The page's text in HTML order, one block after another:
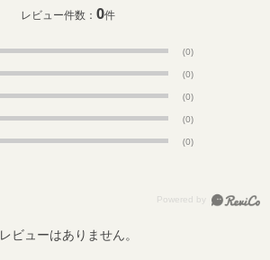
レビュー件数：0件
(0)
(0)
(0)
(0)
(0)
レビューはありません。